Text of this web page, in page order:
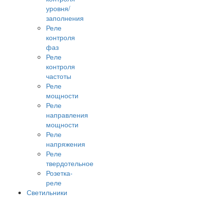
уровня/
заполнения
Реле
контроля
фаз
Реле
контроля
частоты
Реле
мощности
Реле
направления
мощности
Реле
напряжения
Реле
твердотельное
Розетка-
реле
Светильники